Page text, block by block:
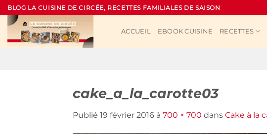
Passer
au
contenu
BLOG LA CUISINE DE CIRCÉE, RECETTES FAMILIALES DE SAISON
ACCUEIL EBOOK CUISINE RECETTES
cake_a_la_carotte03
Publié 19 février 2016 à 700 × 700 dans Cake à la